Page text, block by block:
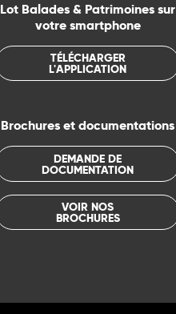
Lot Balades & Patrimoines sur
votre smartphone
TÉLÉCHARGER
L'APPLICATION
Brochures et documentations
DEMANDE DE
DOCUMENTATION
VOIR NOS
BROCHURES